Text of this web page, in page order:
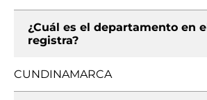
¿Cuál es el departamento en
registra?
CUNDINAMARCA